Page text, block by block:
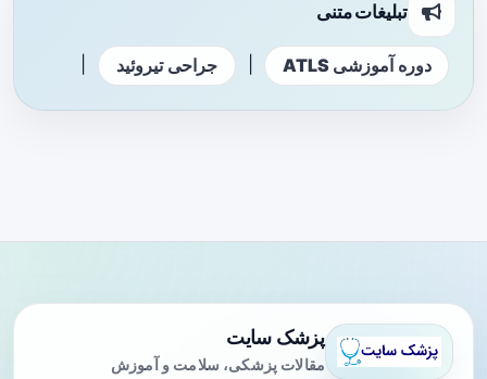
تبلیغات متنی
دوره آموزشی ATLS جراحی تیروئید
پزشک سایت
مقالات پزشکی، سلامت و آموزش